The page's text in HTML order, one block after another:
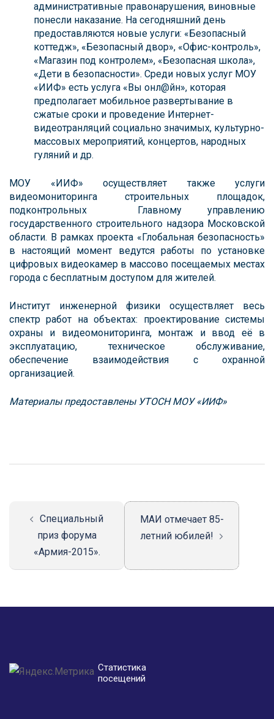
административные правонарушения, виновные
понесли наказание. На сегодняшний день
предоставляются новые услуги: «Безопасный
коттедж», «Безопасный двор», «Офис-контроль»,
«Магазин под контролем», «Безопасная школа»,
«Дети в безопасности». Среди новых услуг МОУ
«ИИФ» есть услуга «Вы онл@йн», которая
предполагает мобильное развертывание в
сжатые сроки и проведение Интернет-
видеотранляций социально значимых, культурно-
массовых мероприятий, концертов, народных
гуляний и др.
МОУ «ИИФ» осуществляет также услуги
видеомониторинга строительных площадок,
подконтрольных Главному управлению
государственного строительного надзора Московской
области. В рамках проекта «Глобальная безопасность»
в настоящий момент ведутся работы по установке
цифровых видеокамер в массово посещаемых местах
города с бесплатным доступом для жителей.
Институт инженерной физики осуществляет весь
спектр работ на объектах: проектирование системы
охраны и видеомониторинга, монтаж и ввод её в
эксплуатацию, техническое обслуживание,
обеспечение взаимодействия с охранной
организацией.
Материалы предоставлены УТОСН МОУ «ИИФ»
Навигация
Специальный
приз форума
«Армия-2015».
МАИ отмечает 85-
летний юбилей!
Статистика
посещений